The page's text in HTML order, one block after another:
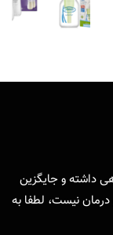
داشته و جایگزین
نیست، لطفا به